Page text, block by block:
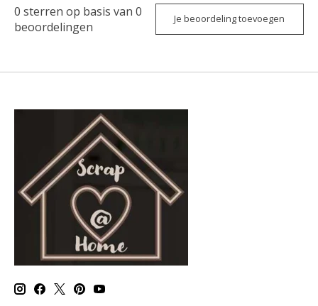
0 sterren op basis van 0
beoordelingen
Je beoordeling toevoegen